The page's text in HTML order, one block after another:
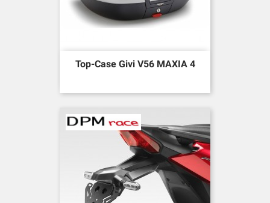
Top-Case Givi V56 MAXIA 4